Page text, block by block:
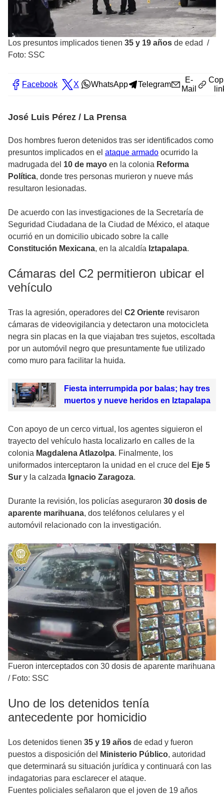
Los presuntos implicados tienen 35 y 19 años de edad /
Foto: SSC
Facebook X WhatsApp Telegram
E-
Mail
José Luis Pérez / La Prensa
Dos hombres fueron detenidos tras ser identificados como
presuntos implicados en el ataque armado ocurrido la
madrugada del 10 de mayo en la colonia Reforma
Política, donde tres personas murieron y nueve más
resultaron lesionadas.
De acuerdo con las investigaciones de la Secretaría de
Seguridad Ciudadana de la Ciudad de México, el ataque
ocurrió en un domicilio ubicado sobre la calle
Constitución Mexicana, en la alcaldía Iztapalapa.
Cámaras del C2 permitieron ubicar el
vehículo
Tras la agresión, operadores del C2 Oriente revisaron
cámaras de videovigilancia y detectaron una motocicleta
negra sin placas en la que viajaban tres sujetos, escoltada
por un automóvil negro que presuntamente fue utilizado
como muro para facilitar la huida.
Fiesta interrumpida por balas; hay tres
muertos y nueve heridos en Iztapalapa
Con apoyo de un cerco virtual, los agentes siguieron el
trayecto del vehículo hasta localizarlo en calles de la
colonia Magdalena Atlazolpa. Finalmente, los
uniformados interceptaron la unidad en el cruce del
Eje 5
Sur y la calzada Ignacio Zaragoza.
Durante la revisión, los policías aseguraron 30 dosis de
aparente marihuana, dos teléfonos celulares y el
automóvil relacionado con la investigación.
Fueron interceptados con 30 dosis de aparente marihuana
/ Foto: SSC
Uno de los detenidos tenía
antecedente por homicidio
Los detenidos tienen 35 y 19 años de edad y fueron
puestos a disposición del
Ministerio Público, autoridad
que determinará su situación jurídica y continuará con las
indagatorias para esclarecer el ataque.
Fuentes policiales señalaron que el joven de 19 años